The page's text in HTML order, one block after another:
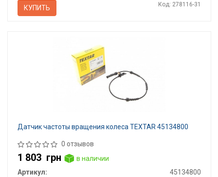
КУПИТЬ Код: 278116-31
Датчик частоты вращения колеса TEXTAR 45134800
0 отзывов
1 803 грн
в наличии
Артикул:
45134800